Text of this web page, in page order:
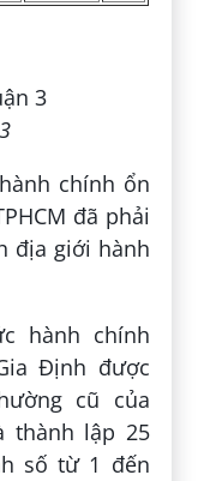
chính ổn
đã phải
địa giới hành
hành chính
Định được
cũ của
thành lập 25
số từ 1 đến